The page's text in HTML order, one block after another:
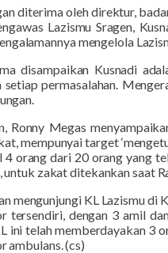
diterima oleh direktur,
Lazismu Sragen,
mengelola
disampaikan Kusnadi
permasalahan.
Ronny Megas
mempunyai target
orang dari 20 orang yang
zakat ditekankan saat
mengunjungi KL Lazismu di
tersendiri, dengan 3 amil
ini telah memberdayakan 3
ambulans. (cs)